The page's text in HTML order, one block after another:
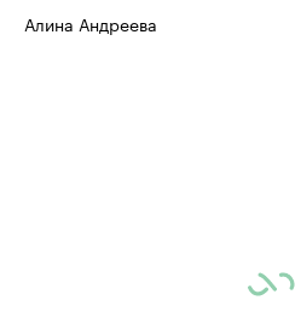
Алина Андреева